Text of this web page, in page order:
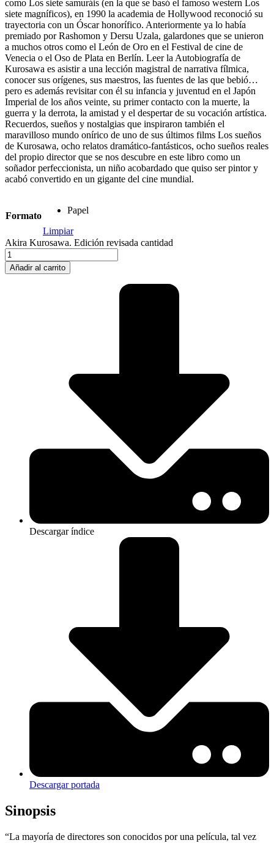
como Los siete samuráis (en la que se basó el famoso western Los
siete magníficos), en 1990 la academia de Hollywood reconoció su
trayectoria con un Óscar honorífico. Anteriormente ya lo había
premiado por Rashomon y Dersu Uzala, galardones que se unieron
a muchos otros como el León de Oro en el Festival de cine de
Venecia o el Oso de Plata en Berlín. Leer la Autobiografía de
Kurosawa es asistir a una lección magistral de narrativa fílmica,
conocer sus orígenes, sus maestros, las fuentes de las que bebió…
pero es además revisitar con él su infancia y juventud en el Japón
Imperial de los años veinte, su primer contacto con la muerte, la
guerra y la derrota, la amistad y el despertar de su vocación artística.
Recuerdos, sueños y nostalgias que inspiraron también el
maravilloso mundo onírico de uno de sus últimos films Los sueños
de Kurosawa, ocho relatos dramático-fantásticos, ocho sueños reales
del propio director que se nos descubre en este libro como un
soñador perfeccionista, un niño acobardado que quiso ser pintor y
acabó convertido en un gigante del cine mundial.
Formato
Papel
Limpiar
Akira Kurosawa. Edición revisada cantidad
Añadir al carrito
Descargar índice
Descargar portada
Sinopsis
“La mayoría de directores son conocidos por una película, tal vez